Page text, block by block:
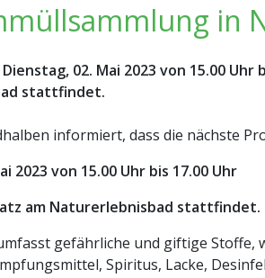
in
02. Mai 2023 von 15.00
stattfindet.
informiert, dass die nächste
2023 von 15.00 Uhr bis 17.00 Uhr
am Naturerlebnisbad stattfindet.
gefährliche und giftige Stoffe,
Spiritus, Lacke,